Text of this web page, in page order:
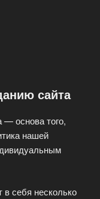
сайта
— основа того,
нашей
в себя несколько